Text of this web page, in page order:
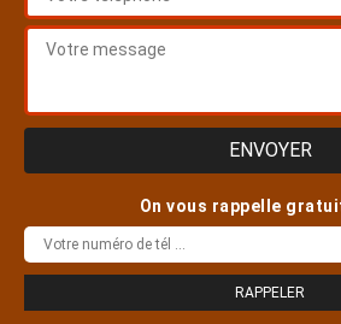
On vous rappelle